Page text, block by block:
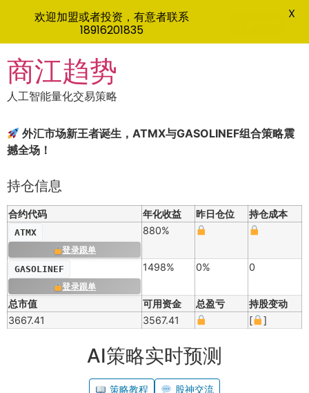
to
content
商江趋势
人工智能量化交易策略
外汇市场新王者诞生，ATMX与GASOLINEF组合策略震
撼全场！
持仓信息
合约代码 年化收益 昨日仓位 持仓成本
ATMX
登录跟单
880%
GASOLINEF
登录跟单
1498% 0% 0
总市值 可用资金 总盈亏
持股变动
3667.41
3567.41 [ ]
AI策略实时预测
策略教程
股神交流
欢迎加盟或者投资，有意者联系
18916201835
X